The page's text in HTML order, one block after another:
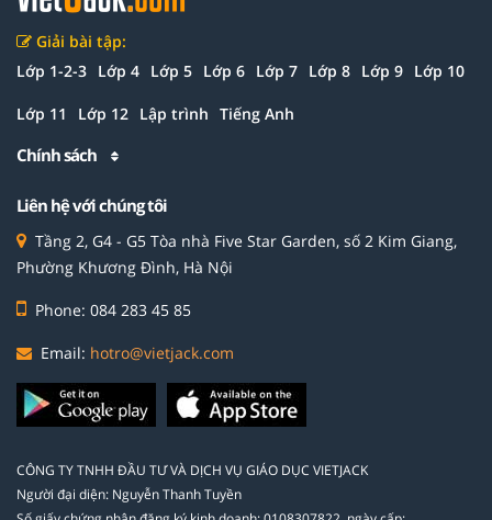
Giải bài tập:
Lớp 1-2-3 Lớp 4 Lớp 5 Lớp 6 Lớp 7 Lớp 8 Lớp 9 Lớp 10
Lớp 11 Lớp 12 Lập trình Tiếng Anh
Chính sách
Liên hệ với chúng tôi
Tầng 2, G4 - G5 Tòa nhà Five Star Garden, số 2 Kim Giang,
Phường Khương Đình, Hà Nội
Phone: 084 283 45 85
Email: hotro@vietjack.com
CÔNG TY TNHH ĐẦU TƯ VÀ DỊCH VỤ GIÁO DỤC VIETJACK
Người đại diện: Nguyễn Thanh Tuyền